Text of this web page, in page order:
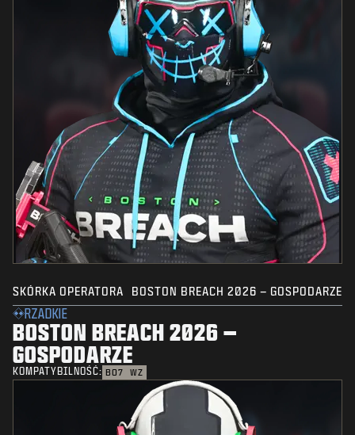
SKÓRKA OPERATORA BOSTON BREACH 2026 – GOSPODARZE
RZADKIE
BOSTON BREACH 2026 –
GOSPODARZE
KOMPATYBILNOŚĆ: BO7 WZ